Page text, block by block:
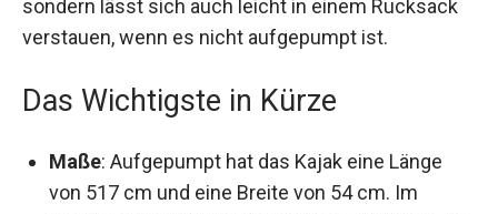
funktional, sondern lässt sich auch leicht in
einem Rucksack verstauen, wenn es nicht
Maße : Aufgepumpt hat das Kajak eine Länge